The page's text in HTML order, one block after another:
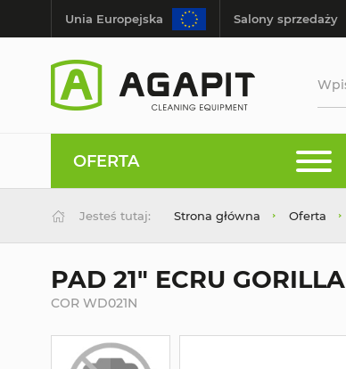
Unia Europejska Salony sprzedaży
OFERTA
Jesteś tutaj: Strona główna Oferta
PAD 21" ECRU GORILLA
COR WD021N